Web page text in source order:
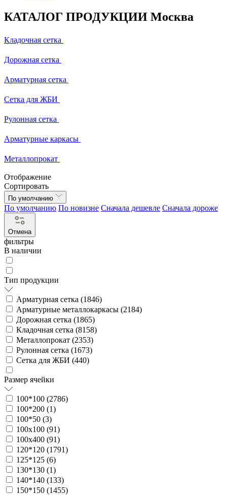
КАТАЛОГ ПРОДУКЦИИ Москва
Кладочная сетка
Дорожная сетка
Арматурная сетка
Сетка для ЖБИ
Рулонная сетка
Арматурные каркасы
Металлопрокат
Отображение
Сортировать
По умолчанию
По умолчанию По новизне Сначала дешевле Сначала дороже
Отмена
фильтры
В наличии
Тип продукции
Арматурная сетка (1846)
Арматурные металлокаркасы (2184)
Дорожная сетка (1865)
Кладочная сетка (8158)
Металлопрокат (2353)
Рулонная сетка (1673)
Сетка для ЖБИ (440)
Размер ячейки
100*100 (2786)
100*200 (1)
100*50 (3)
100х100 (91)
100х400 (91)
120*120 (1791)
125*125 (6)
130*130 (1)
140*140 (133)
150*150 (1455)